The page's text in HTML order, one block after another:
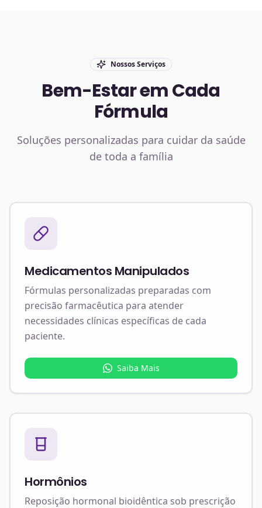
Nossos Serviços
Bem-Estar em Cada
Fórmula
Soluções personalizadas para cuidar da saúde
de toda a família
Medicamentos Manipulados
Fórmulas personalizadas preparadas com
precisão farmacêutica para atender
necessidades clínicas específicas de cada
paciente.
Saiba Mais
Hormônios
Reposição hormonal bioidêntica sob prescrição